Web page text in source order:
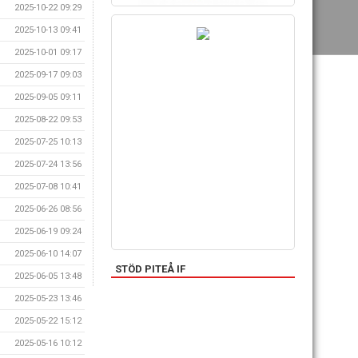
2025-10-22 09:29
2025-10-13 09:41
2025-10-01 09:17
2025-09-17 09:03
2025-09-05 09:11
2025-08-22 09:53
2025-07-25 10:13
2025-07-24 13:56
2025-07-08 10:41
2025-06-26 08:56
2025-06-19 09:24
2025-06-10 14:07
2025-06-05 13:48
2025-05-23 13:46
2025-05-22 15:12
2025-05-16 10:12
STÖD PITEÅ IF